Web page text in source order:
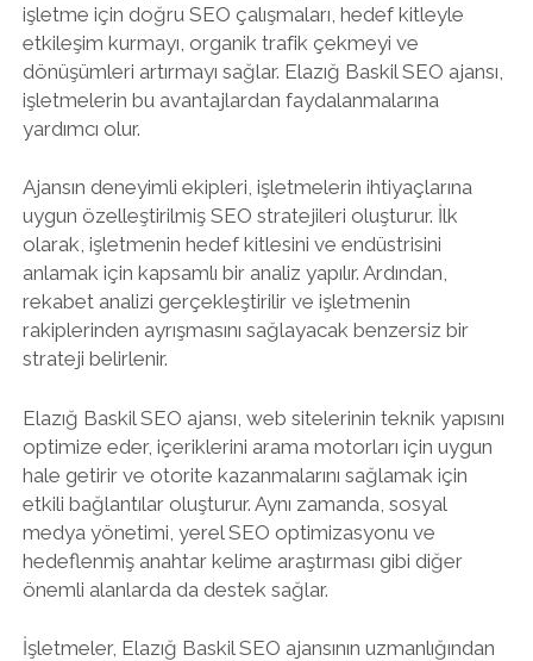
işletme için doğru SEO çalışmaları, hedef kitleyle
etkileşim kurmayı, organik trafik çekmeyi ve
dönüşümleri artırmayı sağlar. Elazığ Baskil SEO ajansı,
işletmelerin bu avantajlardan faydalanmalarına
yardımcı olur.
Ajansın deneyimli ekipleri, işletmelerin ihtiyaçlarına
uygun özelleştirilmiş SEO stratejileri oluşturur. İlk
olarak, işletmenin hedef kitlesini ve endüstrisini
anlamak için kapsamlı bir analiz yapılır. Ardından,
rekabet analizi gerçekleştirilir ve işletmenin
rakiplerinden ayrışmasını sağlayacak benzersiz bir
strateji belirlenir.
Elazığ Baskil SEO ajansı, web sitelerinin teknik yapısını
optimize eder, içeriklerini arama motorları için uygun
hale getirir ve otorite kazanmalarını sağlamak için
etkili bağlantılar oluşturur. Aynı zamanda, sosyal
medya yönetimi, yerel SEO optimizasyonu ve
hedeflenmiş anahtar kelime araştırması gibi diğer
önemli alanlarda da destek sağlar.
İşletmeler, Elazığ Baskil SEO ajansının uzmanlığından